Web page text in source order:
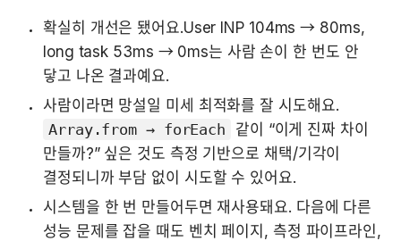
확실히 개선은 됐어요.User INP 104ms → 80ms,
long task 53ms → 0ms는 사람 손이 한 번도 안
닿고 나온 결과예요.
Array.from → forEach
같이 “이게 진짜 차이
만들까?” 싶은 것도 측정 기반으로 채택/기각이
결정되니까 부담 없이 시도할 수 있어요.
시스템을 한 번 만들어두면 재사용돼요. 다음에 다른
성능 문제를 잡을 때도 벤치 페이지, 측정 파이프라인,